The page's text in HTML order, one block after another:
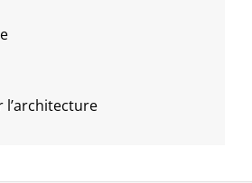
l’architecture